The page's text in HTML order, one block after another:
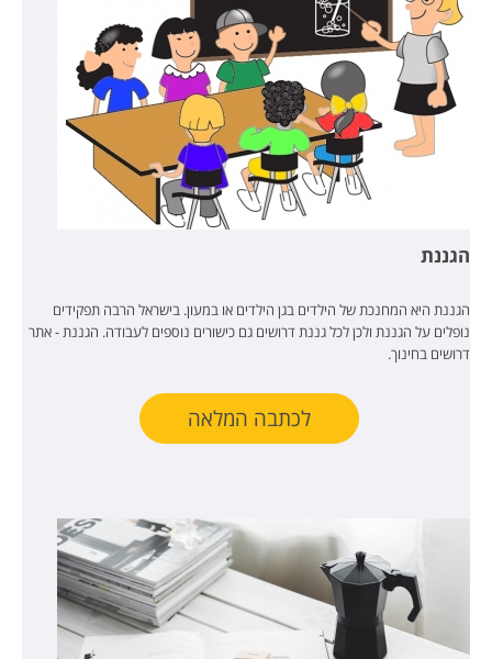
הגננת
הגננת היא המחנכת של הילדים בגן הילדים או במעון. בישראל הרבה תפקידים
נופלים על הגננת ולכן לכל גננת דרושים גם כישורים נוספים לעבודה. הגננת - אתר
דרושים בחינוך.
לכתבה המלאה